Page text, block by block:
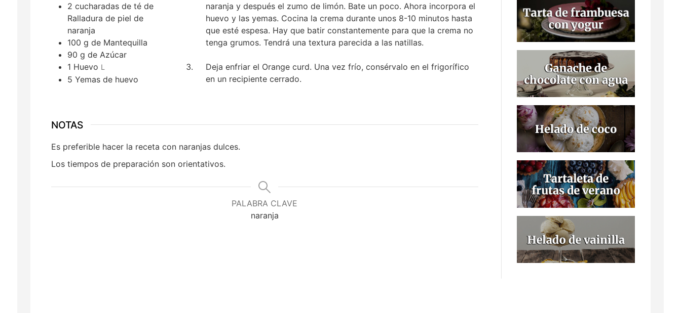
2 cucharadas de té de
Ralladura de piel de
naranja
100 g de Mantequilla
90 g de Azúcar
1 Huevo L
5 Yemas de huevo
naranja y después el zumo de limón. Bate un poco. Ahora incorpora el
huevo y las yemas. Cocina la crema durante unos 8-10 minutos hasta
que esté espesa. Hay que batir constantemente para que la crema no
tenga grumos. Tendrá una textura parecida a las natillas.
Deja enfriar el Orange curd. Una vez frío, consérvalo en el frigorífico
en un recipiente cerrado.
NOTAS
Es preferible hacer la receta con naranjas dulces.
Los tiempos de preparación son orientativos.
PALABRA CLAVE
naranja